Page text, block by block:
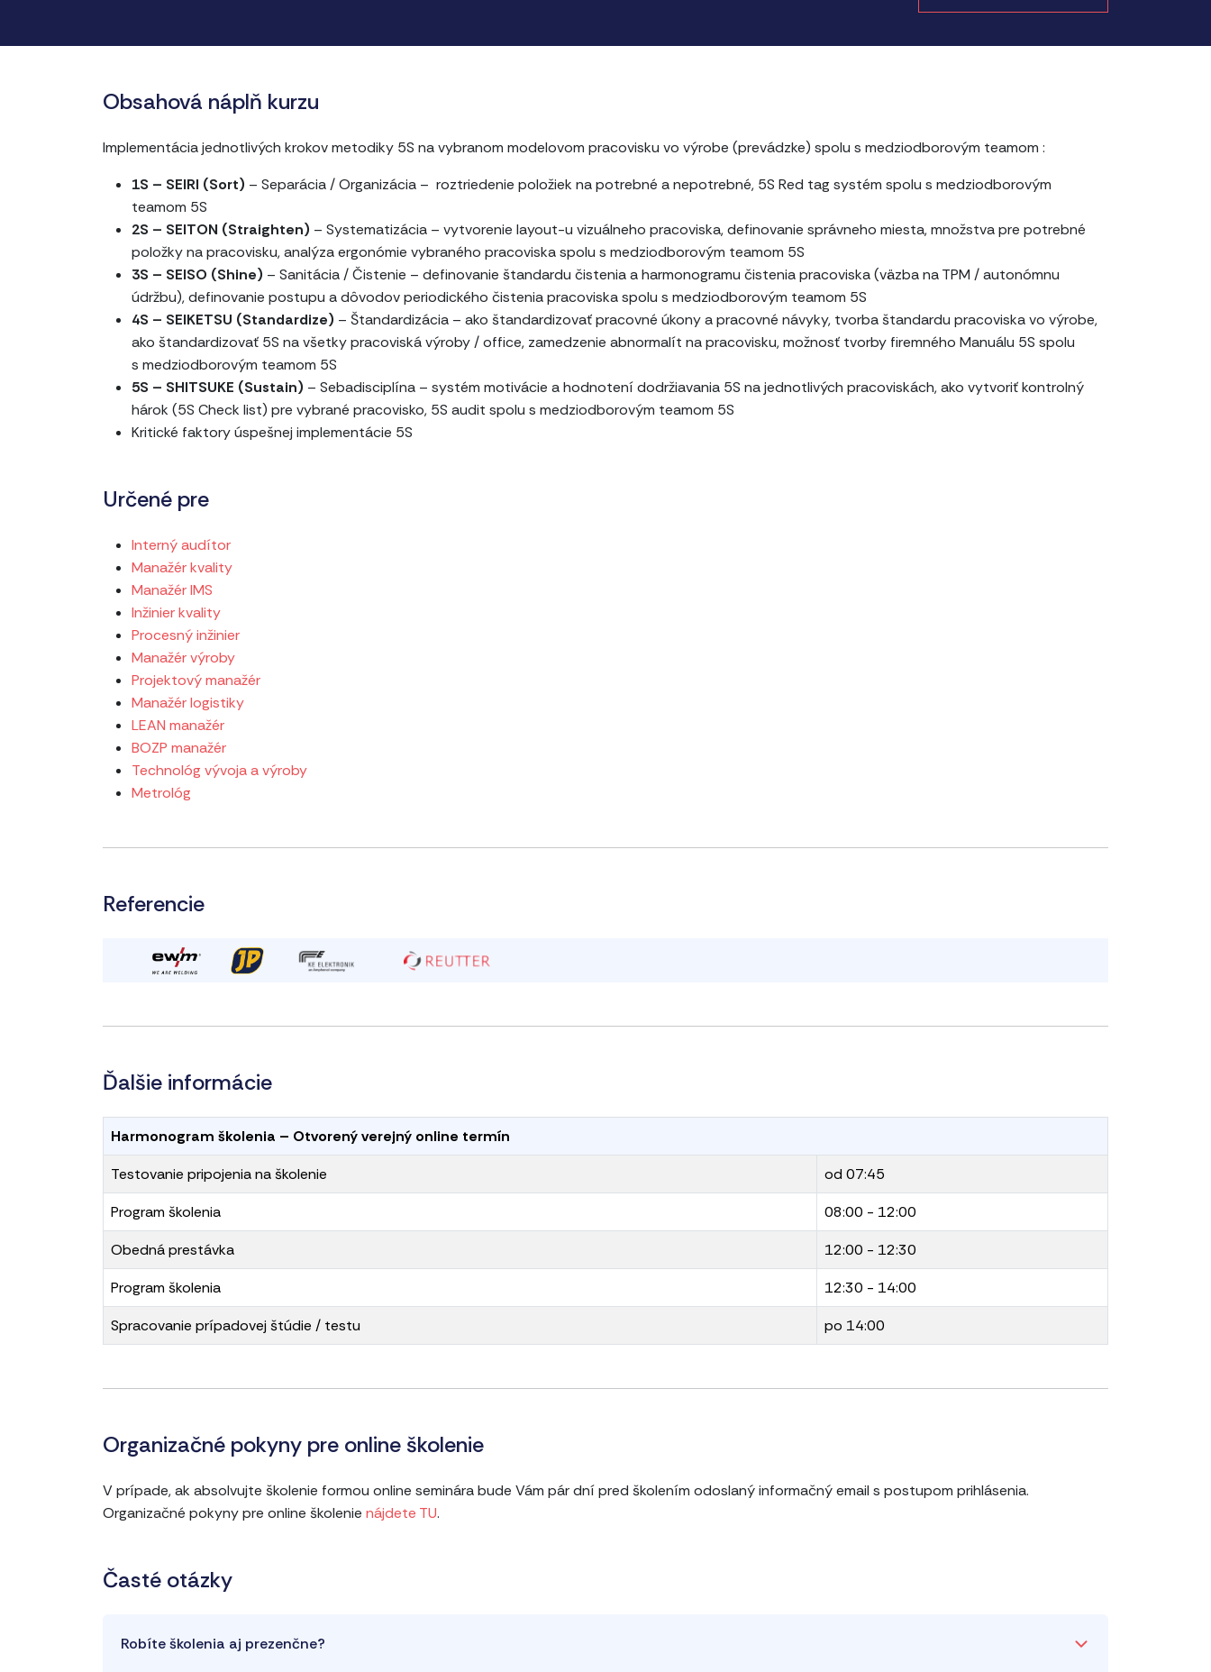
Obsahová náplň kurzu
Implementácia jednotlivých krokov metodiky 5S na vybranom modelovom pracovisku vo výrobe (prevádzke) spolu s medziodborovým teamom :
1S – SEIRI (Sort) – Separácia / Organizácia – roztriedenie položiek na potrebné a nepotrebné, 5S Red tag systém spolu s medziodborovým
teamom 5S
2S – SEITON (Straighten) – Systematizácia – vytvorenie layout-u vizuálneho pracoviska, definovanie správneho miesta, množstva pre potrebné
položky na pracovisku, analýza ergonómie vybraného pracoviska spolu s medziodborovým teamom 5S
3S – SEISO (Shine) – Sanitácia / Čistenie – definovanie štandardu čistenia a harmonogramu čistenia pracoviska (väzba na TPM / autonómnu
údržbu), definovanie postupu a dôvodov periodického čistenia pracoviska spolu s medziodborovým teamom 5S
4S – SEIKETSU (Standardize) – Štandardizácia – ako štandardizovať pracovné úkony a pracovné návyky, tvorba štandardu pracoviska vo výrobe,
ako štandardizovať 5S na všetky pracoviská výroby / office, zamedzenie abnormalít na pracovisku, možnosť tvorby firemného Manuálu 5S spolu
s medziodborovým teamom 5S
5S – SHITSUKE (Sustain) – Sebadisciplína – systém motivácie a hodnotení dodržiavania 5S na jednotlivých pracoviskách, ako vytvoriť kontrolný
hárok (5S Check list) pre vybrané pracovisko, 5S audit spolu s medziodborovým teamom 5S
Kritické faktory úspešnej implementácie 5S
Určené pre
Interný audítor
Manažér kvality
Manažér IMS
Inžinier kvality
Procesný inžinier
Manažér výroby
Projektový manažér
Manažér logistiky
LEAN manažér
BOZP manažér
Technológ vývoja a výroby
Metrológ
Referencie
Ďalšie informácie
Harmonogram školenia – Otvorený verejný online termín
Testovanie pripojenia na školenie
od 07:45
Program školenia
08:00 - 12:00
Obedná prestávka
12:00 - 12:30
Program školenia
12:30 - 14:00
Spracovanie prípadovej štúdie / testu
po 14:00
Organizačné pokyny pre online školenie
V prípade, ak absolvujte školenie formou online seminára bude Vám pár dní pred školením odoslaný informačný email s postupom prihlásenia.
Organizačné pokyny pre online školenie nájdete TU.
Časté otázky
Robíte školenia aj prezenčne?